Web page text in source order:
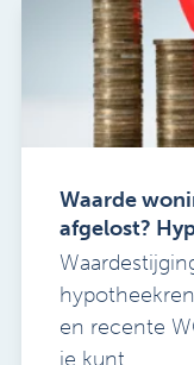
Waarde
afgelost?
en recente
je kunt ...